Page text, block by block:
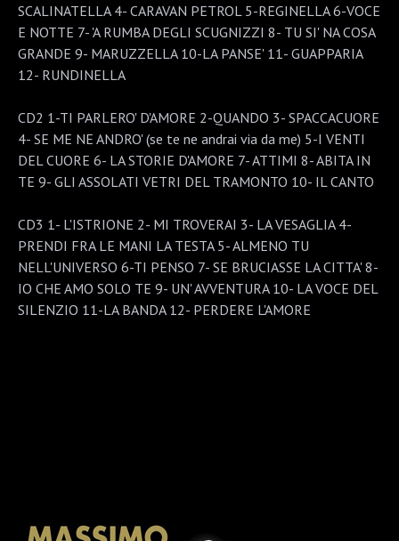
SCALINATELLA 4- CARAVAN PETROL 5-REGINELLA 6-VOCE
E NOTTE 7- 'A RUMBA DEGLI SCUGNIZZI 8- TU SI' NA COSA
GRANDE 9- MARUZZELLA 10-LA PANSE' 11- GUAPPARIA
12- RUNDINELLA
CD2 1-TI PARLERO' D'AMORE 2-QUANDO 3- SPACCACUORE
4- SE ME NE ANDRO' (se te ne andrai via da me) 5-I VENTI
DEL CUORE 6- LA STORIE D'AMORE 7- ATTIMI 8- ABITA IN
TE 9- GLI ASSOLATI VETRI DEL TRAMONTO 10- IL CANTO
CD3 1- L'ISTRIONE 2- MI TROVERAI 3- LA VESAGLIA 4-
PRENDI FRA LE MANI LA TESTA 5- ALMENO TU
NELL'UNIVERSO 6-TI PENSO 7- SE BRUCIASSE LA CITTA' 8-
IO CHE AMO SOLO TE 9- UN' AVVENTURA 10- LA VOCE DEL
SILENZIO 11-LA BANDA 12- PERDERE L'AMORE